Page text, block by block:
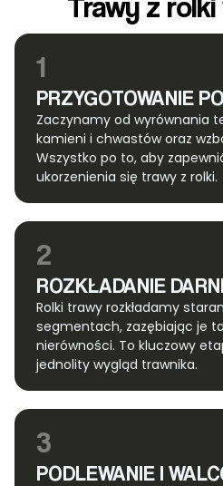
1
PRZYGOTOWANIE
Zaczynamy od wyrównania
kamieni i chwastów oraz
Wszystko po to, aby
ukorzenienia się trawy z rolki.
2
ROZKŁADANIE DARNI
Rolki trawy rozkładamy
segmentach, zazębiając je
nierówności. To kluczowy
jednolity wygląd trawnika.
3
PODLEWANIE I